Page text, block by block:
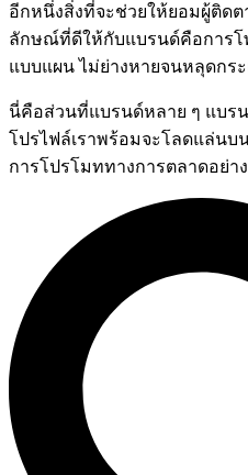
อีกหนึ่งสิ่งที่จะช่วยให้ยอมผู้ติด
ลักษณ์ที่ดีให้กับแบรนด์คือการโ
แบบแผน ไม่ย่างหายจนหลุดกร
นี่คือส่วนที่แบรนด์หลาย ๆ แบร
โปรไฟล์เราพร้อมจะโลดแล่น
การโปรโมททางการตลาดอย่า